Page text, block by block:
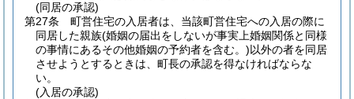
(同居の承認)
第27条
町営住宅の入居者は、当該町営住宅への入居の際に
同居した親族(婚姻の届出をしないが事実上婚姻関係と同様
の事情にあるその他婚姻の予約者を含む。)以外の者を同居
させようとするときは、町長の承認を得なければならな
い。
(入居の承認)